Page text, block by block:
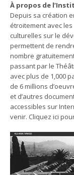
À propos de
Depuis sa création
étroitement avec
culturelles sur le
permettent de
nombre
passant par le
avec plus de 1,000
de 6 millions
et d’autres
accessibles sur
venir. Cliquez ici